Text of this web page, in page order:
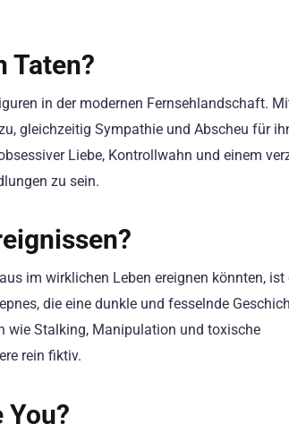
Taten?
in der modernen Fernsehlandschaft.
gleichzeitig Sympathie und Abscheu für
Liebe, Kontrollwahn und einem
zu sein.
im wirklichen Leben ereignen könnten, ist
die eine dunkle und fesselnde
wie Stalking, Manipulation und toxische
rein fiktiv.
You?